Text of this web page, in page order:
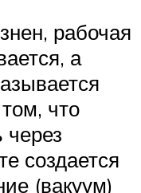
рабочая
а
что
через
создается
(вакуум)